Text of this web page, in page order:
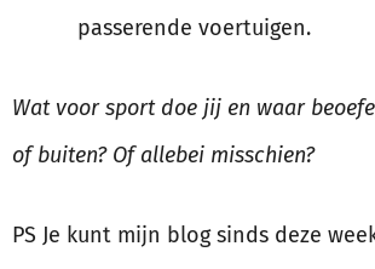
passerende voertuigen.
Wat voor sport doe jij en waar
of buiten? Of allebei misschien?
PS Je kunt mijn blog sinds deze